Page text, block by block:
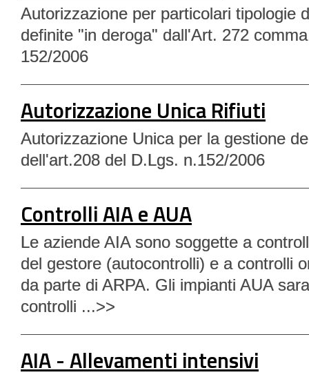
Autorizzazione per particolari tipologie
definite "in deroga" dall'Art. 272
152/2006
Autorizzazione Unica Rifiuti
Autorizzazione Unica per la gestione
dell'art.208 del D.Lgs. n.152/2006
Controlli AIA e AUA
Le aziende AIA sono soggette a
del gestore (autocontrolli) e a controlli
da parte di ARPA. Gli impianti AUA
controlli ...>>
AIA - Allevamenti intensivi